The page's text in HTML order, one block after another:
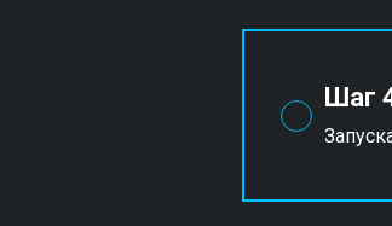
Шаг